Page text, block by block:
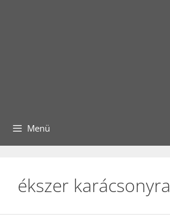
Menü
ékszer karácsonyra